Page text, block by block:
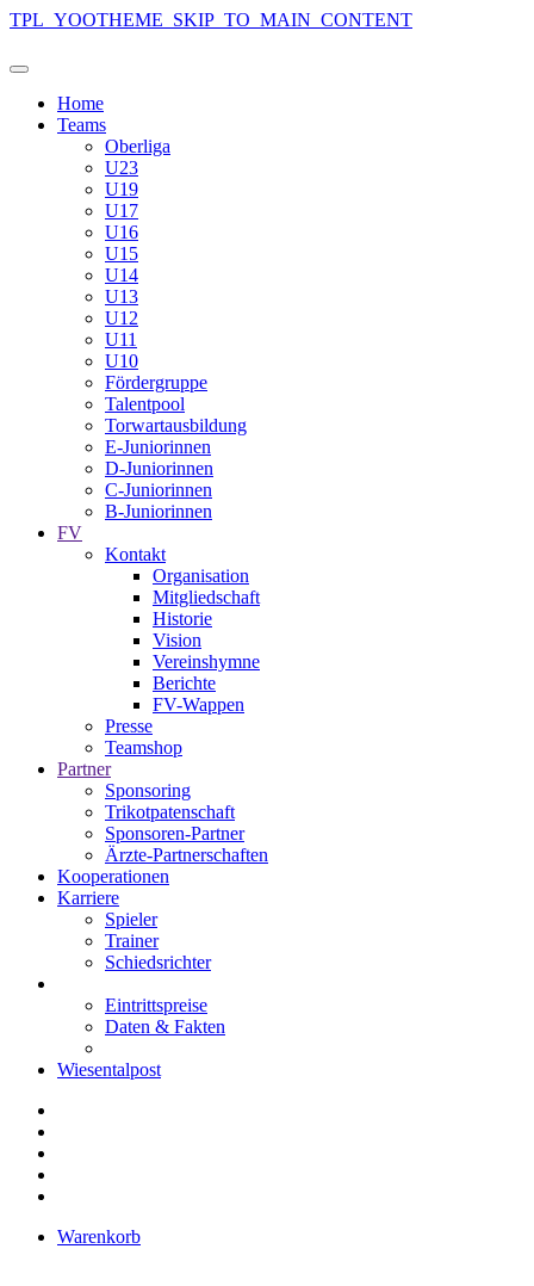
TPL_YOOTHEME_SKIP_TO_MAIN_CONTENT
Home
Teams
Oberliga
U23
U19
U17
U16
U15
U14
U13
U12
U11
U10
Fördergruppe
Talentpool
Torwartausbildung
E-Juniorinnen
D-Juniorinnen
C-Juniorinnen
B-Juniorinnen
FV
Kontakt
Organisation
Mitgliedschaft
Historie
Vision
Vereinshymne
Berichte
FV-Wappen
Presse
Teamshop
Partner
Sponsoring
Trikotpatenschaft
Sponsoren-Partner
Ärzte-Partnerschaften
Kooperationen
Karriere
Spieler
Trainer
Schiedsrichter
Eintrittspreise
Daten & Fakten
Wiesentalpost
Warenkorb